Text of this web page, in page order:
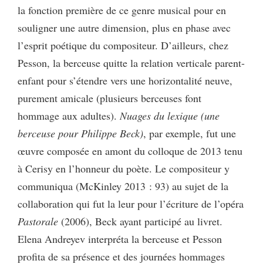
la fonction première de ce genre musical pour en
souligner une autre dimension, plus en phase avec
l’esprit poétique du compositeur. D’ailleurs, chez
Pesson, la berceuse quitte la relation verticale parent-
enfant pour s’étendre vers une horizontalité neuve,
purement amicale (plusieurs berceuses font
hommage aux adultes). Nuages du lexique (une
berceuse pour Philippe Beck), par exemple, fut une
œuvre composée en amont du colloque de 2013 tenu
à Cerisy en l’honneur du poète. Le compositeur y
communiqua (McKinley 2013 : 93) au sujet de la
collaboration qui fut la leur pour l’écriture de l’opéra
Pastorale (2006), Beck ayant participé au livret.
Elena Andreyev interpréta la berceuse et Pesson
profita de sa présence et des journées hommages